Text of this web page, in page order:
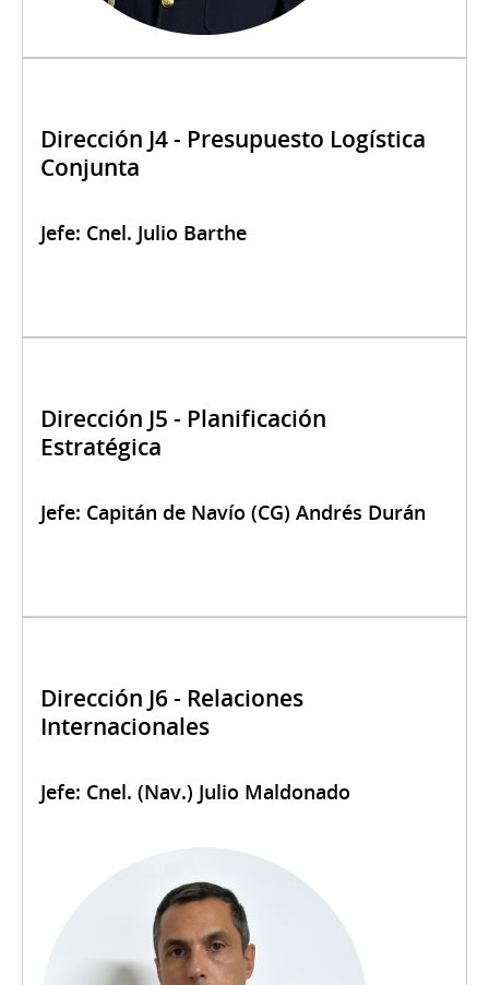
Dirección J4 - Presupuesto Logística
Conjunta
Jefe: Cnel. Julio Barthe
Dirección J5 - Planificación
Estratégica
Jefe: Capitán de Navío (CG) Andrés Durán
Dirección J6 - Relaciones
Internacionales
Jefe: Cnel. (Nav.) Julio Maldonado